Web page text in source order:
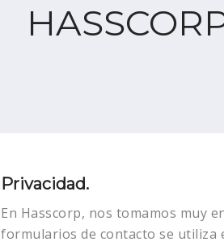
Privacidad.
En Hasscorp, nos tomamos muy
formularios de contacto se utiliza